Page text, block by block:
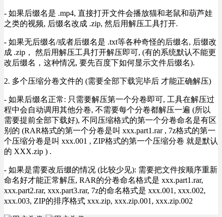
- 如果后缀名是 .mp4, 直接打开文件会播放猫和老鼠和葫芦娃
之类的视频, 后缀名改成 .zip, 然后用解压工具打开.
- 如果无后缀名/或者后缀名是 .txt等各种奇怪的后缀名, 后缀改
成 .zip， 然后用解压工具打开解压即可, (有的系统默认不能更
改后缀名，这种情况, 要先百度下如何显示文件后缀名).
2. 多个压缩分卷文件的 (需要全部下载完毕后 才能正确解压)
- 如果后缀名正常: 只需要解压第一个分卷即可, 工具在解压过
程中会自动调用其他分卷, 不需要每个分卷都解压一遍 (所以
需要提前全部下载好), 不同压缩格式的第一个分卷命名是有区
别的 (RAR格式的第一个分卷是叫 xxx.part1.rar , 7z格式的第一
个压缩分卷是叫 xxx.001 , ZIP格式的第一个压缩分卷 就是默认
的 XXX.zip ) .
- 如果是需要改后缀的情况 (比较少见): 需要把文件按顺序重新
命名好才能正常解压, RAR的分卷命名格式是 xxx.part1.rar,
xxx.part2.rar, xxx.part3.rar, 7z的命名格式是 xxx.001, xxx.002,
xxx.003, ZIP的排序格式 xxx.zip, xxx.zip.001, xxx.zip.002